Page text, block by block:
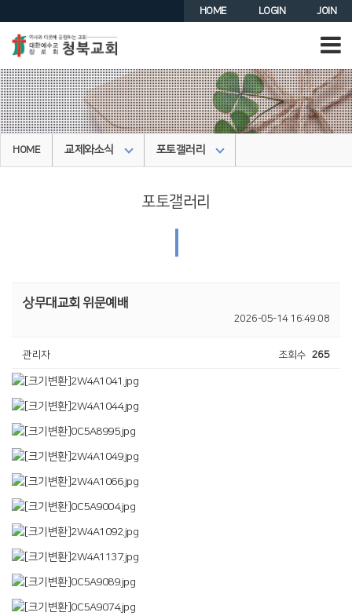
JOIN
LOGIN
HOME
HOME 교제와소식 포토갤러리
포토갤러리
상무대교회 위문예배
2026-05-14 16:49:08
관리자 조회수 265